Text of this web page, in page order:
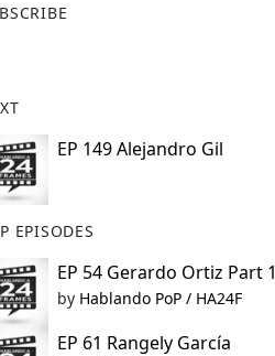
EP 149 Alejandro Gil
EPISODES
EP 54 Gerardo Ortiz Part 1
by Hablando PoP / HA24F
EP 61 Rangely García